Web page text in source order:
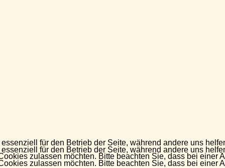
für den Betrieb der Seite, während andere uns
zulassen möchten. Bitte beachten Sie, dass bei
für den Betrieb der Seite, während andere uns
zulassen möchten. Bitte beachten Sie, dass bei